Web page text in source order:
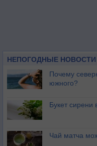
НЕПОГОДНЫЕ НОВОСТИ
Почему
южного?
Букет сирени
Чай матча